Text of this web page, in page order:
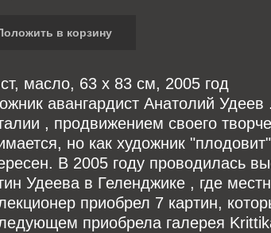
в корзину
масло, 63 x 83 см, 2005 год
авангардист Анатолий
, продвижением своего
но как художник
В 2005 году проводилась
Удеева в Геленджике , где
приобрел 7 картин,
приобрела галерея